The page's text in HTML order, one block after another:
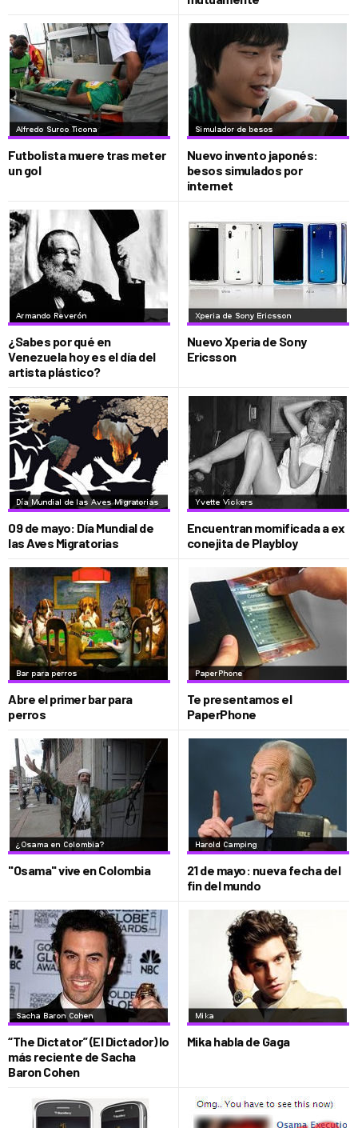
Futbolista muere tras meter
un gol
Nuevo invento japonés:
besos simulados por
internet
¿Sabes por qué en
Venezuela hoy es el día del
artista plástico?
Nuevo Xperia de Sony
Ericsson
09 de mayo: Día Mundial de
las Aves Migratorias
Encuentran momificada a ex
conejita de Playbloy
Abre el primer bar para
perros
Te presentamos el
PaperPhone
"Osama" vive en Colombia
21 de mayo: nueva fecha del
fin del mundo
“The Dictator” (El Dictador) lo
más reciente de Sacha
Baron Cohen
Mika habla de Gaga